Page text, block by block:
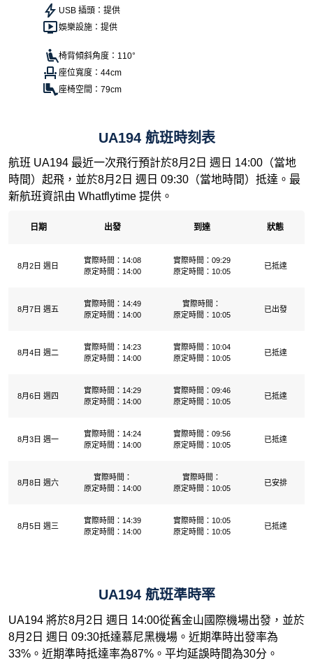
USB 插頭：提供
娛樂設施：提供
椅背傾斜角度：110°
座位寬度：44cm
座椅空間：79cm
UA194 航班時刻表
航班 UA194 最近一次飛行預計於8月2日 週日 14:00（當地
時間）起飛，並於8月2日 週日 09:30（當地時間）抵達。最
新航班資訊由 Whatflytime 提供。
日期 出發 到達 狀態
8月2日 週日
實際時間：14:08
原定時間：14:00
實際時間：09:29
原定時間：10:05
已抵達
8月7日 週五
實際時間：14:49
原定時間：14:00
實際時間：
原定時間：10:05
已出發
8月4日 週二
實際時間：14:23
原定時間：14:00
實際時間：10:04
原定時間：10:05
已抵達
8月6日 週四
實際時間：14:29
原定時間：14:00
實際時間：09:46
原定時間：10:05
已抵達
8月3日 週一
實際時間：14:24
原定時間：14:00
實際時間：09:56
原定時間：10:05
已抵達
8月8日 週六
實際時間：
原定時間：14:00
實際時間：
原定時間：10:05
已安排
8月5日 週三
實際時間：14:39
原定時間：14:00
實際時間：10:05
原定時間：10:05
已抵達
UA194 航班準時率
UA194 將於8月2日 週日 14:00從舊金山國際機場出發，並於
8月2日 週日 09:30抵達慕尼黑機場。近期準時出發率為
33%。近期準時抵達率為87%。平均延誤時間為30分。